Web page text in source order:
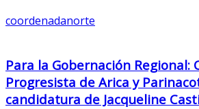
coordenadanorte
Para la Gobernación Regional:
Progresista de Arica y
candidatura de Jacqueline